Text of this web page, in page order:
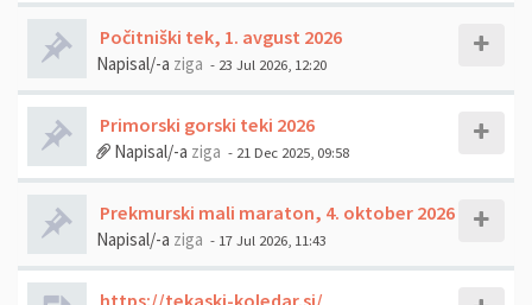
Počitniški tek, 1. avgust 2026
Napisal/-a ziga - 23 Jul 2026, 12:20
Primorski gorski teki 2026
Napisal/-a ziga - 21 Dec 2025, 09:58
Prekmurski mali maraton, 4. oktober 2026
Napisal/-a ziga - 17 Jul 2026, 11:43
https://tekaski-koledar.si/